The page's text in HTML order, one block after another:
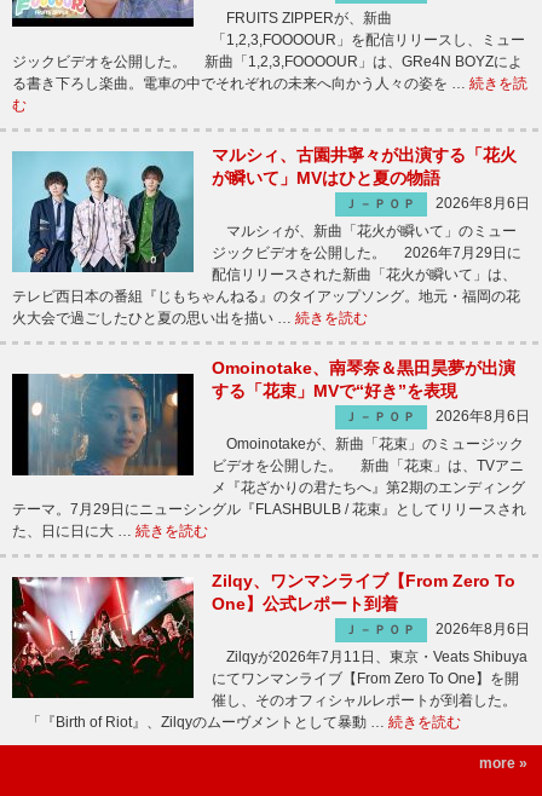
FRUITS ZIPPERが、新曲
「1,2,3,FOOOOUR」を配信リリースし、ミュー
ジックビデオを公開した。 新曲「1,2,3,FOOOOUR」は、GRe4N BOYZによ
る書き下ろし楽曲。電車の中でそれぞれの未来へ向かう人々の姿を … 続きを読
む
マルシィ、古園井寧々が出演する「花火
が瞬いて」MVはひと夏の物語
Ｊ－ＰＯＰ
2026年8月6日
マルシィが、新曲「花火が瞬いて」のミュー
ジックビデオを公開した。 2026年7月29日に
配信リリースされた新曲「花火が瞬いて」は、
テレビ西日本の番組『じもちゃんねる』のタイアップソング。地元・福岡の花
火大会で過ごしたひと夏の思い出を描い … 続きを読む
Omoinotake、南琴奈＆黒田昊夢が出演
する「花束」MVで“好き”を表現
Ｊ－ＰＯＰ
2026年8月6日
Omoinotakeが、新曲「花束」のミュージック
ビデオを公開した。 新曲「花束」は、TVアニ
メ『花ざかりの君たちへ』第2期のエンディング
テーマ。7月29日にニューシングル『FLASHBULB / 花束』としてリリースされ
た、日に日に大 … 続きを読む
Zilqy、ワンマンライブ【From Zero To
One】公式レポート到着
Ｊ－ＰＯＰ
2026年8月6日
Zilqyが2026年7月11日、東京・Veats Shibuya
にてワンマンライブ【From Zero To One】を開
催し、そのオフィシャルレポートが到着した。
「『Birth of Riot』、Zilqyのムーヴメントとして暴動 … 続きを読む
more »